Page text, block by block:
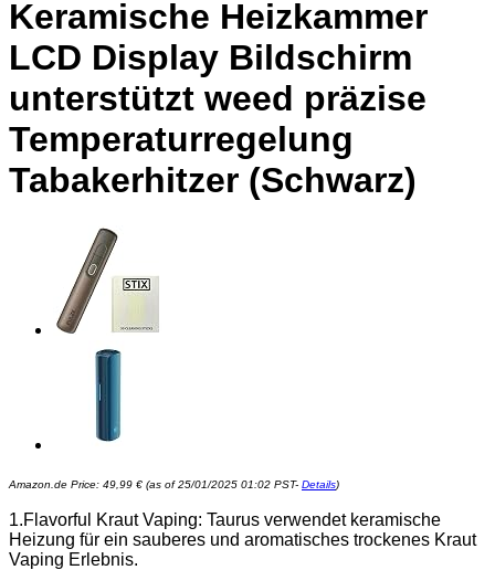
Keramische Heizkammer
LCD Display Bildschirm
unterstützt weed präzise
Temperaturregelung
Tabakerhitzer (Schwarz)
Amazon.de Price: 49,99 € (as of 25/01/2025 01:02 PST- Details)
1.Flavorful Kraut Vaping: Taurus verwendet keramische
Heizung für ein sauberes und aromatisches trockenes Kraut
Vaping Erlebnis.